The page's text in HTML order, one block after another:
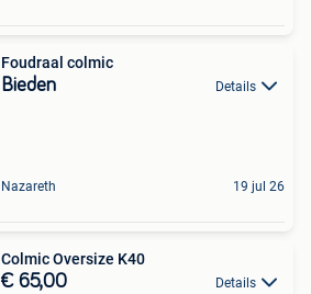
Foudraal colmic
Bieden Details
Nazareth 19 jul 26
Colmic Oversize K40
€ 65,00 Details